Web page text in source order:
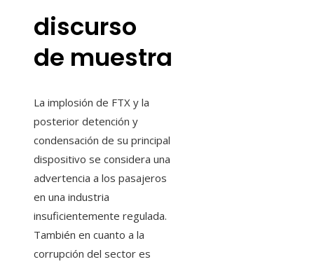
discurso
de muestra
La implosión de FTX y la
posterior detención y
condensación de su principal
dispositivo se considera una
advertencia a los pasajeros
en una industria
insuficientemente regulada.
También en cuanto a la
corrupción del sector es